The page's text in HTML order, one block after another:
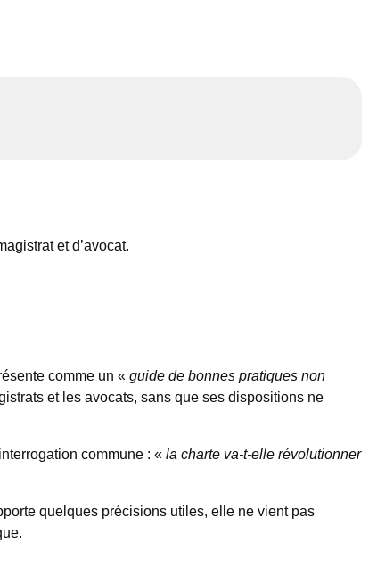
et d’avocat.
comme un «guide de bonnes pratiquesnon
et les avocats, sans que ses dispositions ne
commune : «la charte va-t-elle révolutionner
quelques précisions utiles, elle ne vient pas